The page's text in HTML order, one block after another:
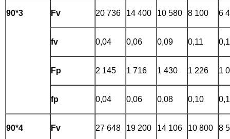
90*3 Fv 20 736 14 400 10 580 8 100 6
fv 0,04 0,06 0,09 0,11
Fp 2 145 1 716 1 430 1 226 1
fp 0,04 0,06 0,08 0,10
90*4 Fv 27 648 19 200 14 106 10 800 8